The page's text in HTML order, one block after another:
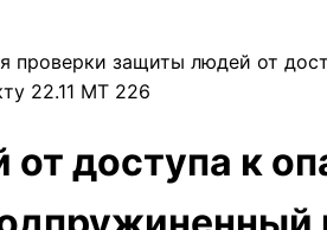
проверки защиты людей от
22.11 МТ 226
доступа к